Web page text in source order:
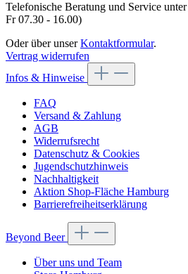
Telefonische Beratung und Service unter
Fr 07.30 - 16.00)
Oder über unserKontaktformular.
Vertrag widerrufen
Infos & Hinweise
FAQ
Versand & Zahlung
AGB
Widerrufsrecht
Datenschutz & Cookies
Jugendschutzhinweis
Nachhaltigkeit
Aktion Shop-Fläche Hamburg
Barrierefreiheitserklärung
Beyond Beer
Über uns und Team